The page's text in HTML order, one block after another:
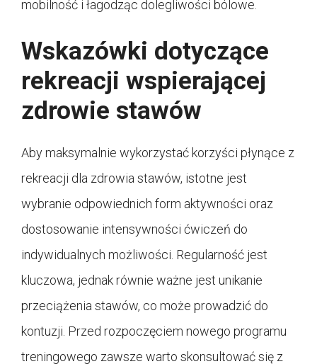
mobilność i łagodząc dolegliwości bólowe.
Wskazówki dotyczące
rekreacji wspierającej
zdrowie stawów
Aby maksymalnie wykorzystać korzyści płynące z
rekreacji dla zdrowia stawów, istotne jest
wybranie odpowiednich form aktywności oraz
dostosowanie intensywności ćwiczeń do
indywidualnych możliwości. Regularność jest
kluczowa, jednak równie ważne jest unikanie
przeciążenia stawów, co może prowadzić do
kontuzji. Przed rozpoczęciem nowego programu
treningowego zawsze warto skonsultować się z